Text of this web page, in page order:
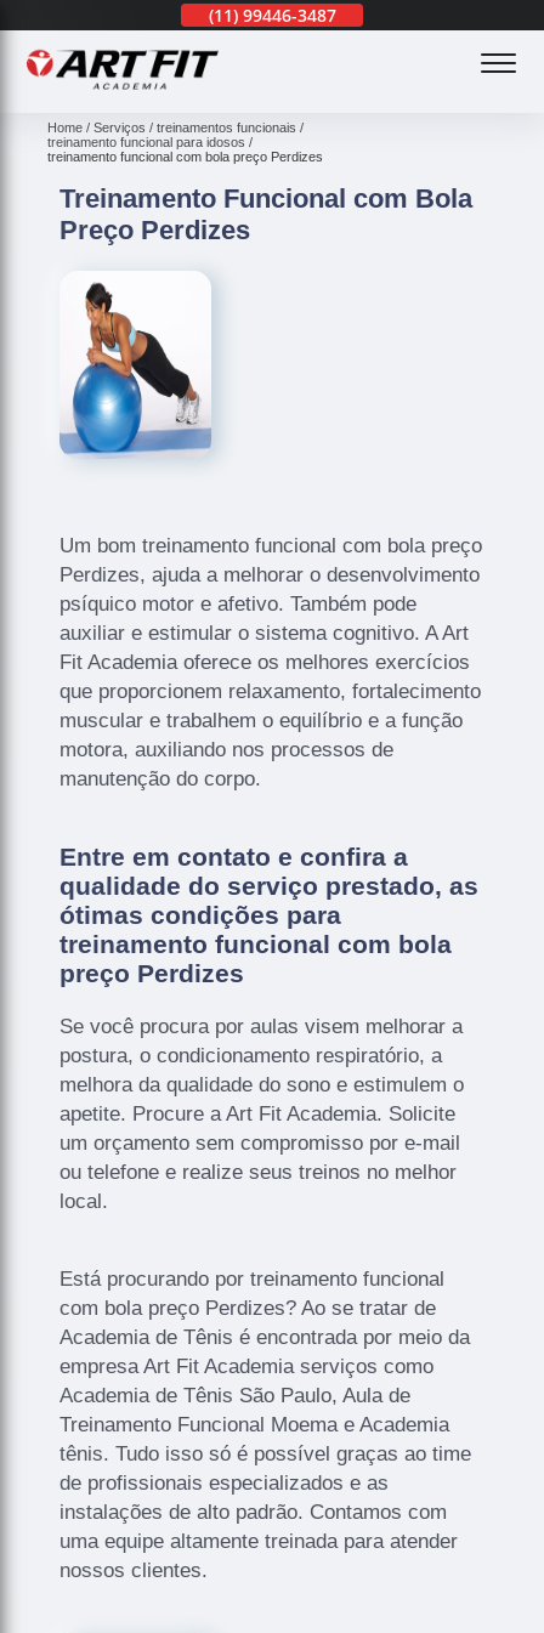
(11) 99446-3487 (11)
Home Serviços
treinamentos funcionais
treinamento funcional para idosos
treinamento funcional com bola preço Perdizes
Treinamento Funcional com Bola
Preço Perdizes
Um bom treinamento funcional com bola preço
Perdizes, ajuda a melhorar o desenvolvimento
psíquico motor e afetivo. Também pode
auxiliar e estimular o sistema cognitivo. A Art
Fit Academia oferece os melhores exercícios
que proporcionem relaxamento, fortalecimento
muscular e trabalhem o equilíbrio e a função
motora, auxiliando nos processos de
manutenção do corpo.
Entre em contato e confira a
qualidade do serviço prestado, as
ótimas condições para
treinamento funcional com bola
preço Perdizes
Se você procura por aulas visem melhorar a
postura, o condicionamento respiratório, a
melhora da qualidade do sono e estimulem o
apetite. Procure a Art Fit Academia. Solicite
um orçamento sem compromisso por e-mail
ou telefone e realize seus treinos no melhor
local.
Está procurando por treinamento funcional
com bola preço Perdizes? Ao se tratar de
Academia de Tênis é encontrada por meio da
empresa Art Fit Academia serviços como
Academia de Tênis São Paulo, Aula de
Treinamento Funcional Moema e Academia
tênis. Tudo isso só é possível graças ao time
de profissionais especializados e as
instalações de alto padrão. Contamos com
uma equipe altamente treinada para atender
nossos clientes.